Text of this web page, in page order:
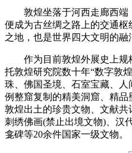
敦煌坐落于河西走廊西端
便成为古丝绸之路上的交通
之地，也是世界四大文明的融
作为目前敦煌外展史上
托敦煌研究院数十年“数字敦
珠、佛国圣境、石室宝藏、
例整窟复制的精美洞窟、精
敦煌出土的珍贵文物、文献共
刺绣佛画(禁止出境文物)、汉
龛碑等20余件国家一级文物。